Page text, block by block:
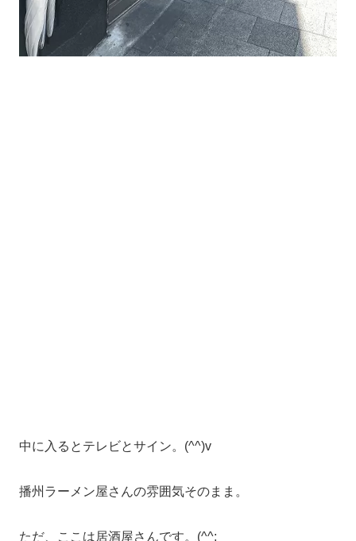
中に入るとテレビとサイン。(^^)v
播州ラーメン屋さんの雰囲気そのまま。
ただ、ここは居酒屋さんです。(^^;